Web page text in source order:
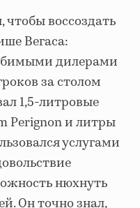
воссоздать
Вегаса:
дилерами
за столом
1,5-литровые
Perignon и литры
услугами
нюхнуть
Он точно знал,